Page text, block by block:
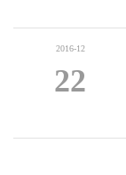
2016-12
22